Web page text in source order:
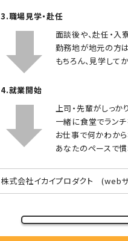
3.職場見学・赴任
面談後や、赴任・入
勤務地が地元の方
もちろん、見学して
4.就業開始
上司・先輩がしっか
一緒に食堂でランチ
お仕事で何かわから
あなたのペースで
株式会社イカイプロダクト(web